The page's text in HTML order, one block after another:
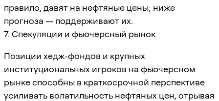
правило, давят на нефтяные цены; ниже
прогноза — поддерживают их.
7. Спекуляции и фьючерсный рынок
Позиции хедж-фондов и крупных
институциональных игроков на фьючерсном
рынке способны в краткосрочной перспективе
усиливать волатильность нефтяных цен, отрывая